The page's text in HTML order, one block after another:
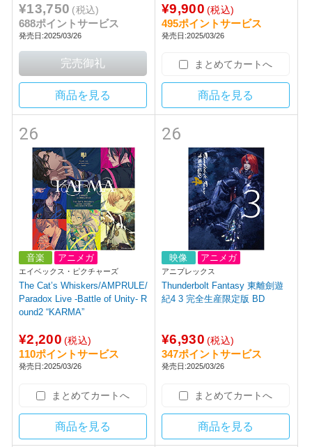
¥13,750 (税込)
688ポイントサービス
発売日:2025/03/26
商品を見る
¥9,900 (税込)
495ポイントサービス
発売日:2025/03/26
まとめてカートへ
商品を見る
26
音楽 アニメガ
エイベックス・ピクチャーズ
The Cat’s Whiskers/AMPRULE/
Paradox Live -Battle of Unity- R
ound2 “KARMA”
¥2,200 (税込)
110ポイントサービス
発売日:2025/03/26
まとめてカートへ
商品を見る
26
映像 アニメガ
アニプレックス
Thunderbolt Fantasy 東離劍遊
紀4 3 完全生産限定版 BD
¥6,930 (税込)
347ポイントサービス
発売日:2025/03/26
まとめてカートへ
商品を見る